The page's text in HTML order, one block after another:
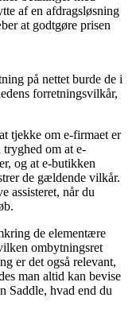
af en afdragsløsning
at godtgøre prisen
på nettet burde de i
forretningsvilkår,
tjekke om e-firmaet er
om at e-
og at e-butikken
de gældende vilkår.
assisteret, når du
de elementære
ombytningsret
er det også relevant,
man altid kan bevise
Saddle, hvad end du